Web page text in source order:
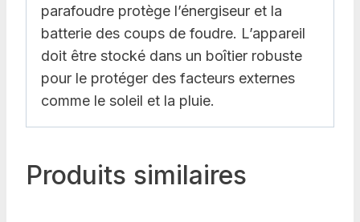
parafoudre protège l’énergiseur et la
batterie des coups de foudre. L’appareil
doit être stocké dans un boîtier robuste
pour le protéger des facteurs externes
comme le soleil et la pluie.
Produits similaires